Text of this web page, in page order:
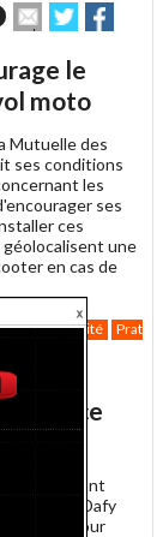
Envoyer
cet
à
un
ami
Partager
sur sur
le
moto
Mutuelle des
ses conditions
les
ses
ces
une
en cas de
Criminalité
-
Le géant
Dafy
pour